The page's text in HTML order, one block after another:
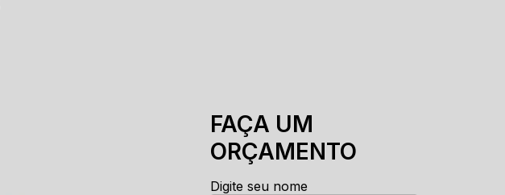
FAÇA UM
ORÇAMENTO
Digite seu nome